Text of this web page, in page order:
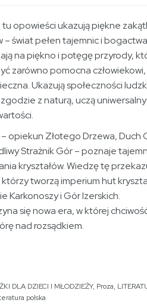
opowieści ukazują piękne
– świat pełen tajemnic i
na piękno i potęgę przyrody,
zarówno pomocna człowiekowi,
Ukazują społeczności
z naturą, uczą
opiekun Złotego Drzewa, Duch
Strażnik Gór – poznaje
kryształów. Wiedzę tę
tworzą imperium hut
Karkonoszy i Gór Izerskich.
się nowa era, w której
nad rozsądkiem.
DLA DZIECI I MŁODZIEŻY, Proza,
polska